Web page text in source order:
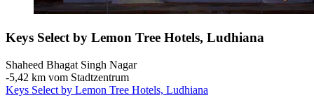
Keys Select by Lemon Tree Hotels, Ludhiana
Shaheed Bhagat Singh Nagar
‐5,42 km vom Stadtzentrum
Keys Select by Lemon Tree Hotels, Ludhiana